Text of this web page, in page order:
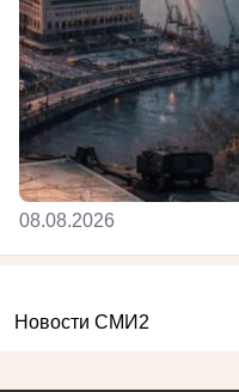
08.08.2026
Новости СМИ2